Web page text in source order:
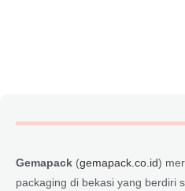
Gemapack (gemapack.co.id)
packaging di bekasi yang berdiri